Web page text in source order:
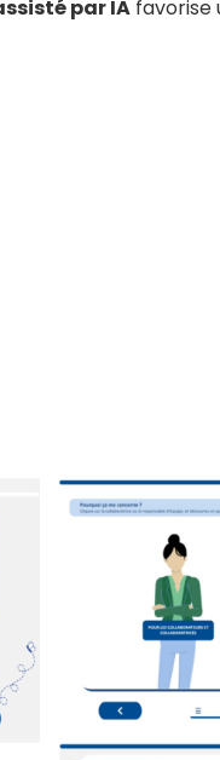
par IA